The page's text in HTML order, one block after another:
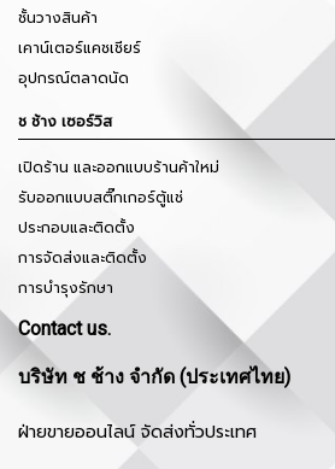
ชั้นวางสินค้า
เคาน์เตอร์แคชเชียร์
อุปกรณ์ตลาดนัด
ช ช้าง เซอร์วิส
เปิดร้าน และออกแบบร้านค้าใหม่
รับออกแบบสติ๊กเกอร์ตู้แช่
ประกอบและติดตั้ง
การจัดส่งและติดตั้ง
การบำรุงรักษา
Contact us.
บริษัท ช ช้าง จำกัด (ประเทศไทย)
ฝ่ายขายออนไลน์ จัดส่งทั่วประเทศ